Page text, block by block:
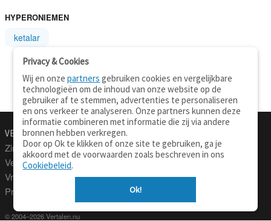
HYPERONIEMEN
ketalar
VERTALEN.NU
Zinnen vertalen
Verklarend woordenboek
Vraagbaak
Professionele vertaling
© 2004–2026 Vertalen.nu
Over deze site
Privacy
Privacy & Cookies
Wij en onzepartners gebruiken cookies en vergelijkbare
technologieën om de inhoud van onze website op de
gebruiker af te stemmen, advertenties te personaliseren
en ons verkeer te analyseren. Onze partners kunnen deze
informatie combineren met informatie die zij via andere
bronnen hebben verkregen.
Door op Ok te klikken of onze site te gebruiken, ga je
akkoord met de voorwaarden zoals beschreven in ons
Cookiebeleid.
Ok!